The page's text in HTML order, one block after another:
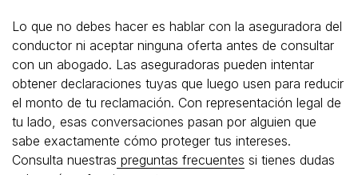
Lo que no debes hacer es hablar con la aseguradora del
conductor ni aceptar ninguna oferta antes de consultar
con un abogado. Las aseguradoras pueden intentar
obtener declaraciones tuyas que luego usen para reducir
el monto de tu reclamación. Con representación legal de
tu lado, esas conversaciones pasan por alguien que
sabe exactamente cómo proteger tus intereses.
Consulta nuestras preguntas frecuentes si tienes dudas